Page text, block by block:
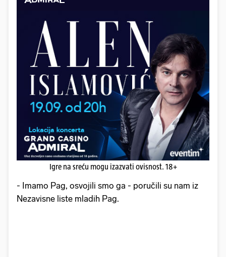
Igre na sreću mogu izazvati ovisnost. 18+
- Imamo Pag, osvojili smo ga - poručili su nam iz
Nezavisne liste mladih Pag.